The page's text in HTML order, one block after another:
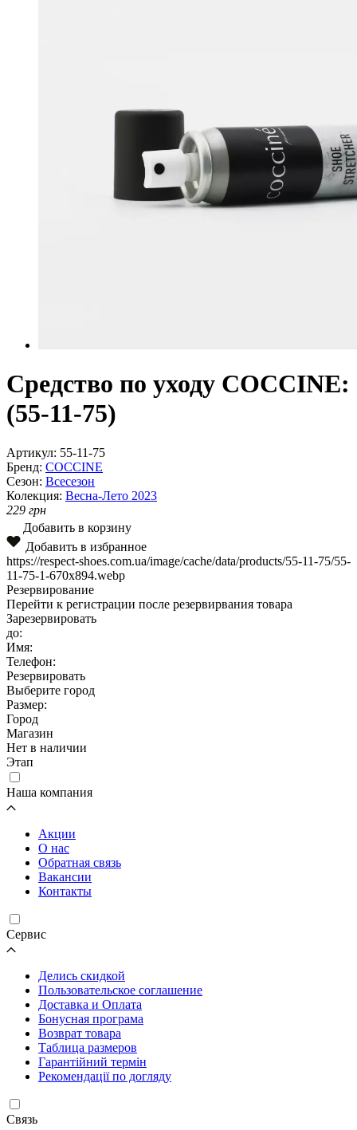
Средство по уходу COCCINE:
(55-11-75)
Артикул: 55-11-75
Бренд: COCCINE
Сезон: Всесезон
Колекция: Весна-Лето 2023
229 грн
Добавить в корзину
Добавить в избранное
https://respect-shoes.com.ua/image/cache/data/products/55-11-75/55-
11-75-1-670x894.webp
Резервирование
Перейти к регистрации после резервирвания товара
Зарезервировать
до:
Имя:
Телефон:
Резервировать
Выберите город
Размер:
Город
Магазин
Нет в наличии
Этап
Наша компания
Акции
О нас
Обратная связь
Вакансии
Контакты
Cервис
Делись скидкой
Пользовательское соглашение
Доставка и Оплата
Бонусная програма
Возврат товара
Таблица размеров
Гарантійний термін
Рекомендації по догляду
Связь